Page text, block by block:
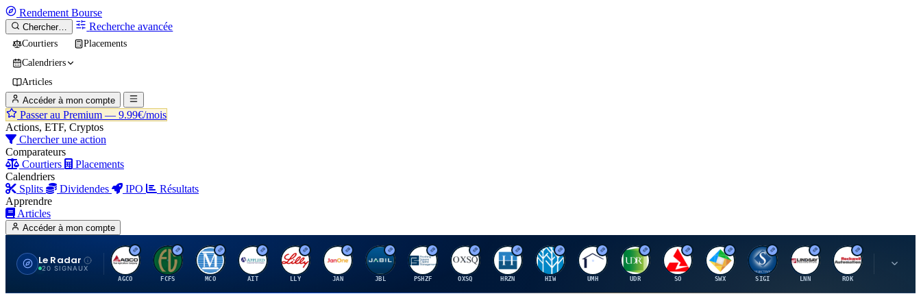
Rendement Bourse
Chercher… Recherche avancée
Courtiers
Placements
Calendriers
Articles
Accéder à mon compte
Passer au Premium — 9.99€/mois
Actions, ETF, Cryptos
Chercher une action
Comparateurs
Courtiers
Placements
Calendriers
Splits
Dividendes IPO
Résultats
Apprendre
Articles
Accéder à mon compte
Le Radar
20 SIGNAUX
A
AGCO
F
FCFS
M
MCO
A
AIT
E
LLY
J
JAN
J
JBL
P
PSHZF
O
OXSQ
H
HRZN
H
HIW
U
UMH
U
UDR
S
SO
S
SWX
S
SIGI
L
LNN
R
ROK
P